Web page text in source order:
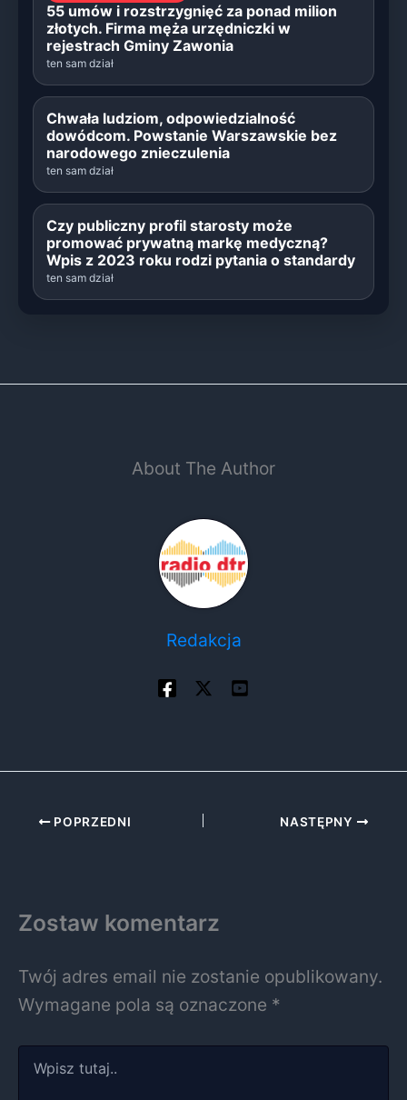
55 umów i rozstrzygnięć za ponad milion
złotych. Firma męża urzędniczki w
rejestrach Gminy Zawonia
ten sam dział
Chwała ludziom, odpowiedzialność
dowódcom. Powstanie Warszawskie bez
narodowego znieczulenia
ten sam dział
Czy publiczny profil starosty może
promować prywatną markę medyczną?
Wpis z 2023 roku rodzi pytania o standardy
ten sam dział
About The Author
Redakcja
POPRZEDNI NASTĘPNY
Zostaw komentarz
Twój adres email nie zostanie opublikowany.
Wymagane pola są oznaczone *
tutaj..